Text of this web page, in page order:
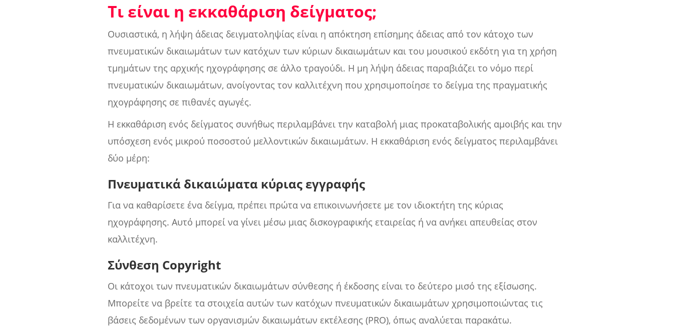
Τι είναι η εκκαθάριση δείγματος;
Ουσιαστικά, η λήψη άδειας δειγματοληψίας είναι η απόκτηση επίσημης άδειας από τον κάτοχο των
πνευματικών δικαιωμάτων των κατόχων των κύριων δικαιωμάτων και του μουσικού εκδότη για τη χρήση
τμημάτων της αρχικής ηχογράφησης σε άλλο τραγούδι. Η μη λήψη άδειας παραβιάζει το νόμο περί
πνευματικών δικαιωμάτων, ανοίγοντας τον καλλιτέχνη που χρησιμοποίησε το δείγμα της πραγματικής
ηχογράφησης σε πιθανές αγωγές.
Η εκκαθάριση ενός δείγματος συνήθως περιλαμβάνει την καταβολή μιας προκαταβολικής αμοιβής και την
υπόσχεση ενός μικρού ποσοστού μελλοντικών δικαιωμάτων. Η εκκαθάριση ενός δείγματος περιλαμβάνει
δύο μέρη:
Πνευματικά δικαιώματα κύριας εγγραφής
Για να καθαρίσετε ένα δείγμα, πρέπει πρώτα να επικοινωνήσετε με τον ιδιοκτήτη της κύριας
ηχογράφησης. Αυτό μπορεί να γίνει μέσω μιας δισκογραφικής εταιρείας ή να ανήκει απευθείας στον
καλλιτέχνη.
Σύνθεση Copyright
Οι κάτοχοι των πνευματικών δικαιωμάτων σύνθεσης ή έκδοσης είναι το δεύτερο μισό της εξίσωσης.
Μπορείτε να βρείτε τα στοιχεία αυτών των κατόχων πνευματικών δικαιωμάτων χρησιμοποιώντας τις
βάσεις δεδομένων των οργανισμών δικαιωμάτων εκτέλεσης (PRO), όπως αναλύεται παρακάτω.